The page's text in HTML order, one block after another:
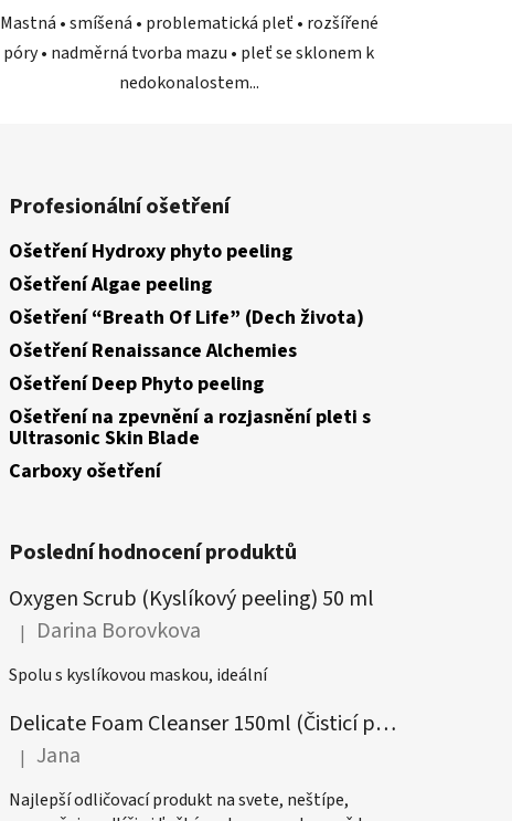
5
hvězdiček.
Mastná • smíšená • problematická pleť • rozšířené
póry • nadměrná tvorba mazu • pleť se sklonem k
nedokonalostem...
Profesionální ošetření
Ošetření Hydroxy phyto peeling
Ošetření Algae peeling
Ošetření “Breath Of Life” (Dech života)
Ošetření Renaissance Alchemies
Ošetření Deep Phyto peeling
Ošetření na zpevnění a rozjasnění pleti s
Ultrasonic Skin Blade
Carboxy ošetření
Poslední hodnocení produktů
Oxygen Scrub (Kyslíkový peeling) 50 ml
Hodnocení produktu je 5 z 5 hvězdiček.
| Darina Borovkova
Spolu s kyslíkovou maskou, ideální
Delicate Foam Cleanser 150ml (Čisticí pěna)
Hodnocení produktu je 5 z 5 hvězdiček.
| Jana
Najlepší odličovací produkt na svete, neštípe,